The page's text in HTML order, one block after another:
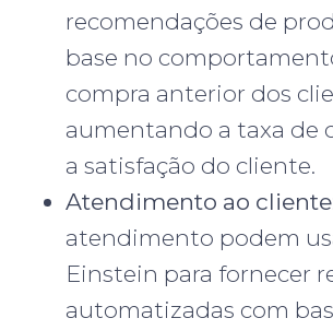
recomendações de
base no
compra anterior dos
aumentando a taxa de
a satisfação do cliente.
Atendimento ao cliente
atendimento podem
Einstein para fornecer
automatizadas com